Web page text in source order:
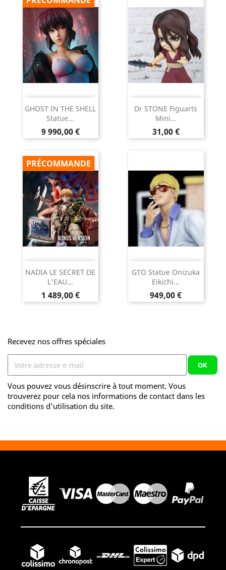
GHOST IN THE SHELL
Statue...
Prix
9 990,00 €
Dr STONE Figuarts
Mini...
Prix
31,00 €
NADIA LE SECRET DE
L'EAU...
Prix
1 489,00 €
PRÉCOMMANDE
GTO Statue Onizuka
Eikichi...
Prix
949,00 €
Recevez nos offres spéciales
Vous pouvez vous désinscrire à tout moment. Vous
trouverez pour cela nos informations de contact dans les
conditions d'utilisation du site.